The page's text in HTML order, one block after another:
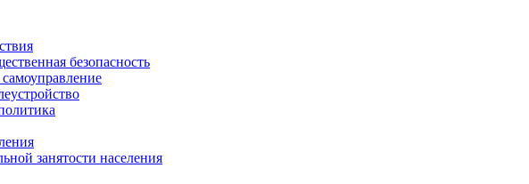
безопасность
занятости населения